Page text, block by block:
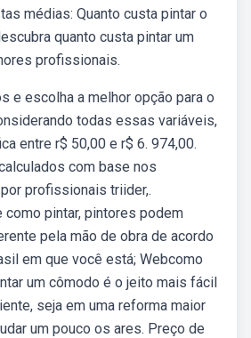
médias: Quanto custa pintar o
quanto custa pintar um
profissionais.
e escolha a melhor opção para o
todas essas variáveis,
entre r$ 50,00 e r$ 6. 974,00.
com base nos
profissionais triider,.
pintar, pintores podem
pela mão de obra de acordo
em que você está; Webcomo
um cômodo é o jeito mais fácil
seja em uma reforma maior
um pouco os ares. Preço de